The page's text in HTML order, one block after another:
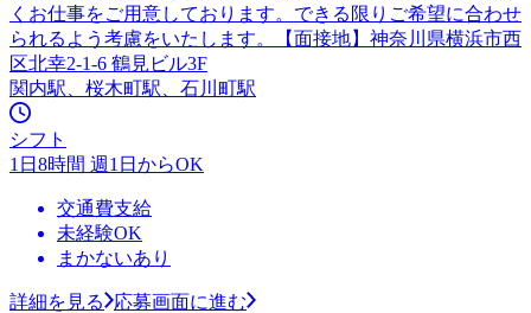
くお仕事をご用意しております。できる限りご希望に合わせ
られるよう考慮をいたします。【面接地】神奈川県横浜市西
区北幸2-1-6 鶴見ビル3F
関内駅、桜木町駅、石川町駅
シフト
1日8時間 週1日からOK
交通費支給
未経験OK
まかないあり
詳細を見る
応募画面に進む